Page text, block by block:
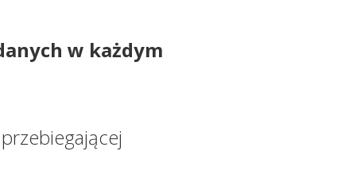
w każdym